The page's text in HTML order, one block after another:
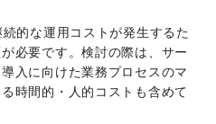
的な運用コストが発生するた
必要です。検討の際は、サー
入に向けた業務プロセスのマ
時間的・人的コストも含めて